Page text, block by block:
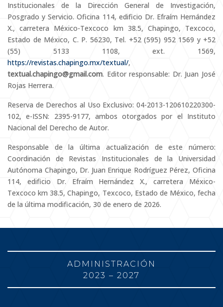
Institucionales de la Dirección General de Investigación,
Posgrado y Servicio. Oficina 114, edificio Dr. Efraím Hernández
X., carretera México-Texcoco km 38.5, Chapingo, Texcoco,
Estado de México, C. P. 56230, Tel. +52 (595) 952 1569 y +52
(55) 5133 1108, ext. 1569,
https://revistas.chapingo.mx/textual/,
textual.chapingo@gmail.com. Editor responsable: Dr. Juan José
Rojas Herrera.
Reserva de Derechos al Uso Exclusivo: 04-2013-120610220300-
102, e-ISSN: 2395-9177, ambos otorgados por el Instituto
Nacional del Derecho de Autor.
Responsable de la última actualización de este número:
Coordinación de Revistas Institucionales de la Universidad
Autónoma Chapingo, Dr. Juan Enrique Rodríguez Pérez, Oficina
114, edificio Dr. Efraím Hernández X., carretera México-
Texcoco km 38.5, Chapingo, Texcoco, Estado de México, fecha
de la última modificación, 30 de enero de 2026.
ADMINISTRACIÓN
2023 – 2027